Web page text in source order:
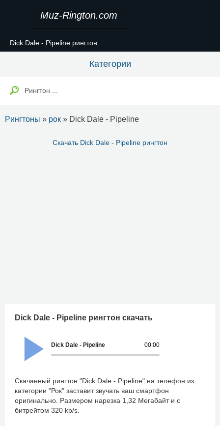
Muz-Rington.com
Dick Dale - Pipeline рингтон
Категории
Рингтоны » рок » Dick Dale - Pipeline
Скачать Dick Dale - Pipeline рингтон
Dick Dale - Pipeline рингтон скачать
00:00
Dick Dale - Pipeline
Скачанный рингтон "Dick Dale - Pipeline" на телефон из
категории "Рок" заставит звучать ваш смартфон
оригинально. Размером нарезка 1,32 Мегабайт и с
битрейтом 320 kb/s.